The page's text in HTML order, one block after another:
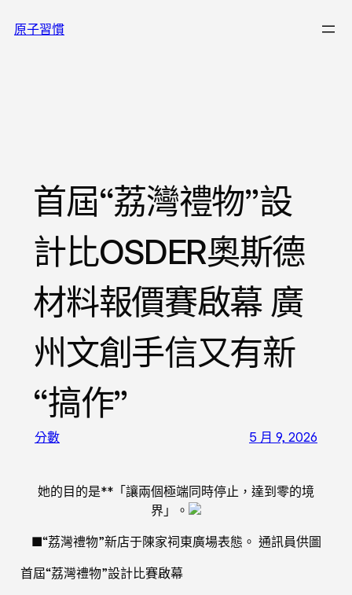
至原子習慣
首屆“荔灣禮物”設
計比OSDER奧斯德
材料報價賽啟幕 廣
州文創手信又有新
“搞作”
分數 5 月 9, 2026
她的目的是**「讓兩個極端同時停止，達到零的境
界」。
■“荔灣禮物”新店于陳家祠東廣場表態。 通訊員供圖
首屆“荔灣禮物”設計比賽啟幕